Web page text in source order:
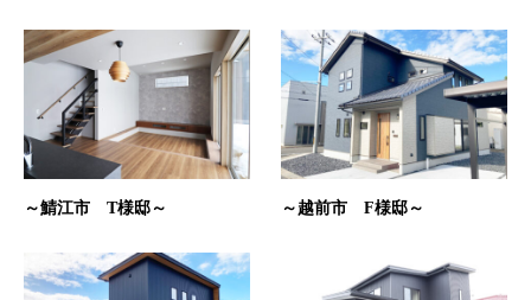
～鯖江市 T様邸～ ～越前市 F様邸～